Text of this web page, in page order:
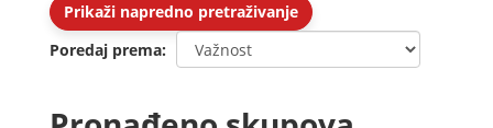
Prikaži napredno pretraživanje
Poredaj prema